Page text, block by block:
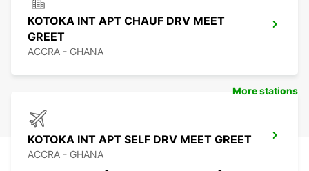
KOTOKA INT APT CHAUF DRV MEET
GREET
ACCRA - GHANA
KOTOKA INT APT SELF DRV MEET GREET
ACCRA - GHANA
More stations